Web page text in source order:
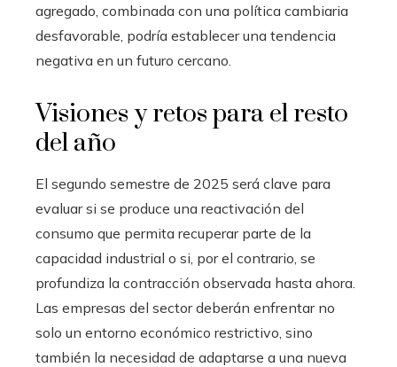
agregado, combinada con una política cambiaria
desfavorable, podría establecer una tendencia
negativa en un futuro cercano.
Visiones y retos para el resto
del año
El segundo semestre de 2025 será clave para
evaluar si se produce una reactivación del
consumo que permita recuperar parte de la
capacidad industrial o si, por el contrario, se
profundiza la contracción observada hasta ahora.
Las empresas del sector deberán enfrentar no
solo un entorno económico restrictivo, sino
también la necesidad de adaptarse a una nueva